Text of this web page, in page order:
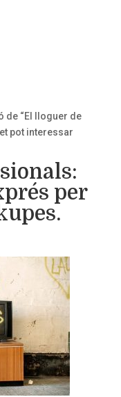
de “El lloguer de
pot interessar
per